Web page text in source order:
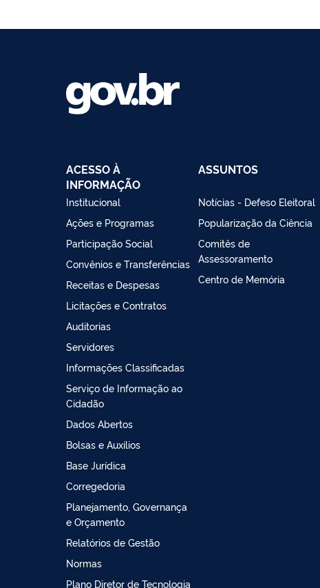
ACESSO À
INFORMAÇÃO
Institucional
Ações e Programas
Participação Social
Convênios e Transferências
Receitas e Despesas
Licitações e Contratos
Auditorias
Servidores
Informações Classificadas
Serviço de Informação ao
Cidadão
Dados Abertos
Bolsas e Auxílios
Base Jurídica
Corregedoria
Planejamento, Governança
e Orçamento
Relatórios de Gestão
Normas
Plano Diretor de Tecnologia
ASSUNTOS
Notícias - Defeso Eleitoral
Popularização da Ciência
Comitês de
Assessoramento
Centro de Memória